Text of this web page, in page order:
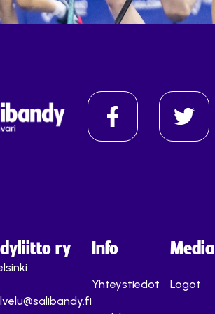
ry Info
Yhteystiedot
Media
Logot